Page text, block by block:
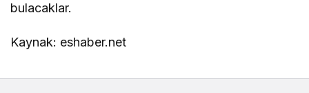
bulacaklar.
Kaynak: eshaber.net